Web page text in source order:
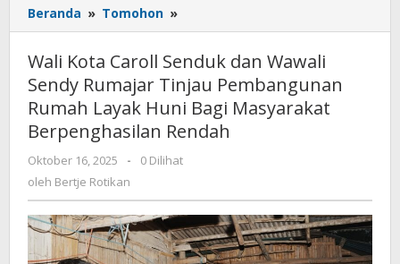
Beranda » Tomohon »
Kota
Caroll
Senduk
dan
Wawali
Sendy
Tinjau
Rumah
Layak
Huni
Bagi
Wali Kota Caroll Senduk dan Wawali
Sendy Rumajar Tinjau Pembangunan
Rumah Layak Huni Bagi Masyarakat
Berpenghasilan Rendah
Oktober 16, 2025
oleh
Bertje
-
0 Dilihat
oleh Bertje Rotikan